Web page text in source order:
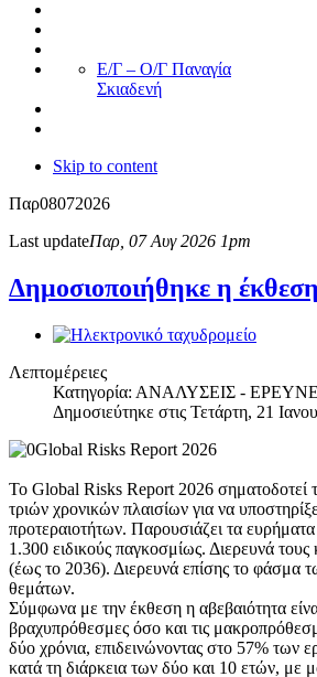
Ε/Γ – Ο/Γ Παναγία
Σκιαδενή
Skip to content
Παρ08072026
Last updateΠαρ, 07 Αυγ 2026 1pm
Δημοσιοποιήθηκε η
Λεπτομέρειες
Κατηγορία: ΑΝΑΛΥΣΕΙΣ -
Δημοσιεύτηκε στις Τετάρτη, 21
Το Global Risks Report 2026 σηματοδοτεί
τριών χρονικών πλαισίων για να
προτεραιοτήτων. Παρουσιάζει τα
1.300 ειδικούς παγκοσμίως. Διερευνά
(έως το 2036). Διερευνά επίσης το φάσμα
θεμάτων.
Σύμφωνα με την έκθεση η αβεβαιότητα
βραχυπρόθεσμες όσο και τις
δύο χρόνια, επιδεινώνοντας στο 57% των
κατά τη διάρκεια των δύο και 10 ετών, με